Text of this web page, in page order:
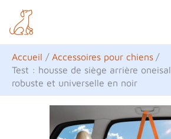
contenu
Accueil
Accessoires pour chiens
Test : housse de siège arrière
robuste et universelle en noir
e
c
h
e